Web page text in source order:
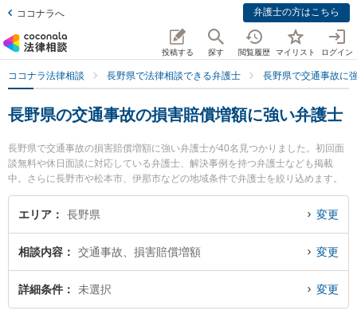
ココナラへ 弁護士の方はこちら
投稿する 探す 閲覧履歴 マイリスト ログイン
ココナラ法律相談 長野県で法律相談できる弁護士 長野県で交通事故に
長野県の交通事故の損害賠償増額に強い弁護士
長野県で交通事故の損害賠償増額に強い弁護士が40名見つかりました。初回面
談無料や休日面談に対応している弁護士、解決事例を持つ弁護士なども掲載
中。さらに長野市や松本市、伊那市などの地域条件で弁護士を絞り込めます。
交通事故に関係する自動車事故やバイク事故、自転車事故等の細かな分野での
絞り込み検索もでき便利です。特に弁護士法人一新総合法律事務所 長野事務所
注目されています。『長野県で土日や夜間に発生した交通事故の損害賠償増額
のトラブルを今すぐに弁護士に相談したい』『交通事故の損害賠償増額のトラ
ブル解決の実績豊富な近くの弁護士を検索したい』『初回相談無料で交通事故
エリア 長野県 変更
相談内容 交通事故、損害賠償増額 変更
詳細条件 未選択 変更